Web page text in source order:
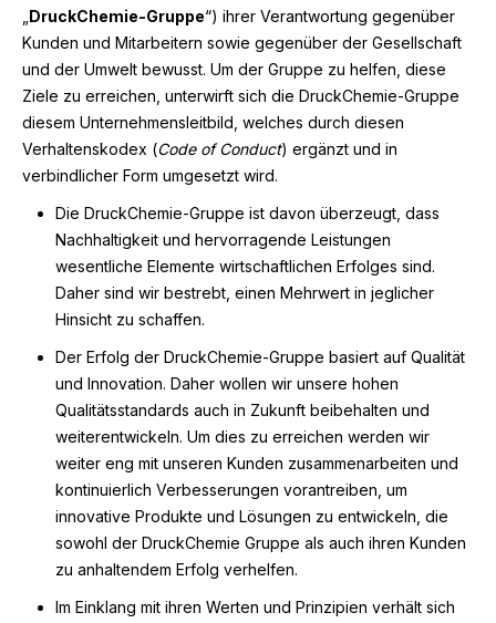
DruckChemie-Gruppe“) ihrer Verantwortung gegenüber
Kunden und Mitarbeitern sowie gegenüber der Gesellschaft
und der Umwelt bewusst. Um der Gruppe zu helfen, diese
Ziele zu erreichen, unterwirft sich die DruckChemie-Gruppe
diesem Unternehmensleitbild, welches durch diesen
Verhaltenskodex (Code of Conduct) ergänzt und in
verbindlicher Form umgesetzt wird.
Die DruckChemie-Gruppe ist davon überzeugt, dass
Nachhaltigkeit und hervorragende Leistungen
wesentliche Elemente wirtschaftlichen Erfolges sind.
Daher sind wir bestrebt, einen Mehrwert in jeglicher
Hinsicht zu schaffen.
Der Erfolg der DruckChemie-Gruppe basiert auf Qualität
und Innovation. Daher wollen wir unsere hohen
Qualitätsstandards auch in Zukunft beibehalten und
weiterentwickeln. Um dies zu erreichen werden wir
weiter eng mit unseren Kunden zusammenarbeiten und
kontinuierlich Verbesserungen vorantreiben, um
innovative Produkte und Lösungen zu entwickeln, die
sowohl der DruckChemie Gruppe als auch ihren Kunden
zu anhaltendem Erfolg verhelfen.
Im Einklang mit ihren Werten und Prinzipien verhält sich